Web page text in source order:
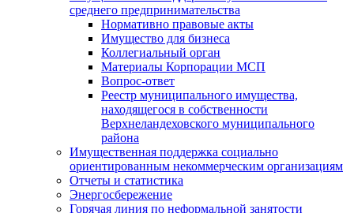
среднего предпринимательства
Нормативно правовые акты
Имущество для бизнеса
Коллегиальный орган
Материалы Корпорации МСП
Вопрос-ответ
Реестр муниципального имущества,
находящегося в собственности
Верхнеландеховского муниципального
района
Имущественная поддержка социально
ориентированным некоммерческим организациям
Отчеты и статистика
Энергосбережение
Горячая линия по неформальной занятости